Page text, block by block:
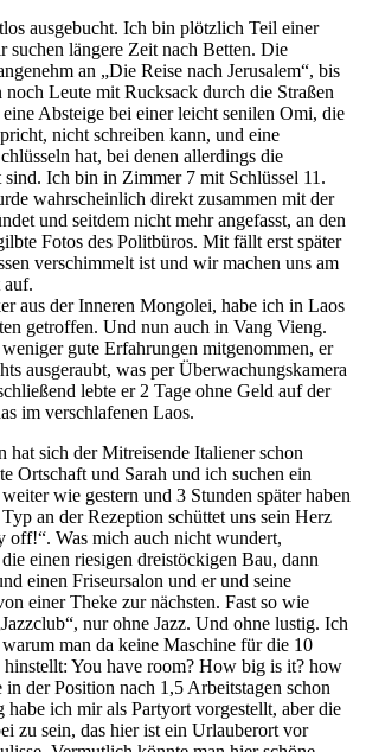
ausgebucht. Ich bin plötzlich Teil einer
suchen längere Zeit nach Betten. Die
an „Die Reise nach Jerusalem“, bis
noch Leute mit Rucksack durch die Straßen
Absteige bei einer leicht senilen Omi, die
nicht schreiben kann, und eine
hat, bei denen allerdings die
sind. Ich bin in Zimmer 7 mit Schlüssel 11.
wahrscheinlich direkt zusammen mit der
und seitdem nicht mehr angefasst, an den
Fotos des Politbüros. Mit fällt erst später
verschimmelt ist und wir machen uns am
auf.
aus der Inneren Mongolei, habe ich in Laos
getroffen. Und nun auch in Vang Vieng.
gute Erfahrungen mitgenommen, er
ausgeraubt, was per Überwachungskamera
lebte er 2 Tage ohne Geld auf der
im verschlafenen Laos.
hat sich der Mitreisende Italiener schon
Ortschaft und Sarah und ich suchen ein
wie gestern und 3 Stunden später haben
an der Rezeption schüttet uns sein Herz
off!“. Was mich auch nicht wundert,
einen riesigen dreistöckigen Bau, dann
einen Friseursalon und er und seine
einer Theke zur nächsten. Fast so wie
nur ohne Jazz. Und ohne lustig. Ich
man da keine Maschine für die 10
hinstellt: You have room? How big is it? how
in der Position nach 1,5 Arbeitstagen schon
ich mir als Partyort vorgestellt, aber die
zu sein, das hier ist ein Urlauberort vor